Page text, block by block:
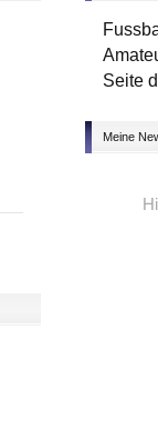
Seite
Meine